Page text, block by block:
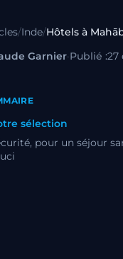
/Inde/Hôtels à
Garnier·Publié :27
sélection
pour un séjour